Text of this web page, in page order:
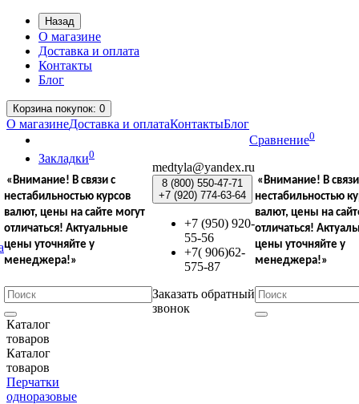
Назад
О магазине
Доставка и оплата
Контакты
Блог
Корзинапокупок: 0
О магазинеДоставка и оплатаКонтактыБлог
Сравнение0
Закладки0
«Внимание! В связи с
нестабильностью курсов
валют, цены на сайте могут
отличаться! Актуальные
цены уточняйте у
менеджера!»
medtyla@yandex.ru
8 (800) 550-47-71
+7 (920) 774-63-64
+7 (950) 920-
55-56
+7( 906)62-
575-87
Заказать обратный
звонок
«Внимание! В
нестабильностью
валют, цены на
отличаться!
цены уточняйте у
менеджера!»
Каталог
товаров
Каталог
товаров
Перчатки
одноразовые